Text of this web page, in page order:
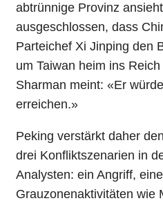
abtrünnige Provinz
ausgeschlossen, dass
Parteichef Xi Jinping den
um Taiwan heim ins
Sharman meint: «Er
erreichen.»
Peking verstärkt daher
drei Konfliktszenarien in
Analysten: ein Angriff,
Grauzonenaktivitäten wie